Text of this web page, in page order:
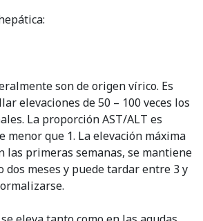
son de origen vírico. Es
elevaciones de 50 – 100 veces los
La proporción AST/ALT es
menor que 1. La elevación máxima
las primeras semanas, se mantiene
dos meses y puede tardar entre 3 y